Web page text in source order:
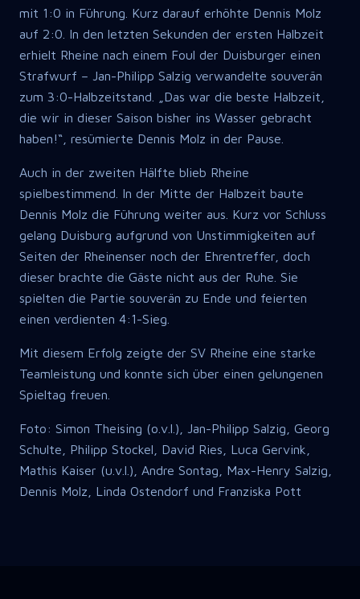
mit 1:0 in Führung. Kurz darauf erhöhte Dennis Molz
auf 2:0. In den letzten Sekunden der ersten Halbzeit
erhielt Rheine nach einem Foul der Duisburger einen
Strafwurf – Jan-Philipp Salzig verwandelte souverän
zum 3:0-Halbzeitstand. „Das war die beste Halbzeit,
die wir in dieser Saison bisher ins Wasser gebracht
haben!“, resümierte Dennis Molz in der Pause.
Auch in der zweiten Hälfte blieb Rheine
spielbestimmend. In der Mitte der Halbzeit baute
Dennis Molz die Führung weiter aus. Kurz vor Schluss
gelang Duisburg aufgrund von Unstimmigkeiten auf
Seiten der Rheinenser noch der Ehrentreffer, doch
dieser brachte die Gäste nicht aus der Ruhe. Sie
spielten die Partie souverän zu Ende und feierten
einen verdienten 4:1-Sieg.
Mit diesem Erfolg zeigte der SV Rheine eine starke
Teamleistung und konnte sich über einen gelungenen
Spieltag freuen.
Foto: Simon Theising (o.v.l.), Jan-Philipp Salzig, Georg
Schulte, Philipp Stockel, David Ries, Luca Gervink,
Mathis Kaiser (u.v.l.), Andre Sontag, Max-Henry Salzig,
Dennis Molz, Linda Ostendorf und Franziska Pott